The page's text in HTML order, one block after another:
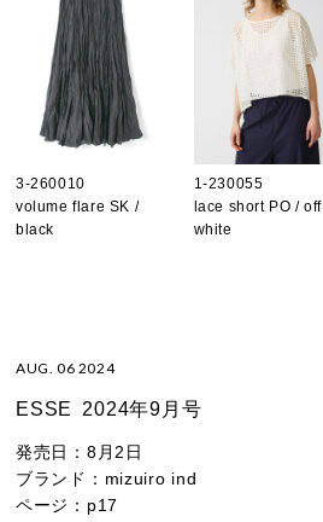
3-260010
volume flare SK /
black
1-230055
lace short PO / off
white
AUG. 06 2024
ESSE 2024年9月号
発売日： 8月2日
ブランド： mizuiro ind
ページ： p17